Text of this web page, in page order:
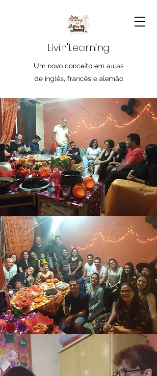
Livin'Learning
Um novo conceito em aulas
de inglês, francês e alemão